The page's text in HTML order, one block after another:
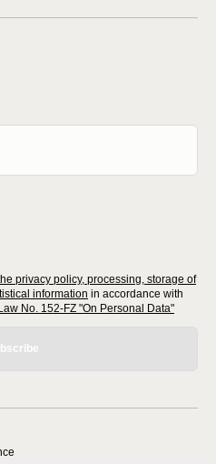
privacy policy, processing, storage of
information in accordance with
No. 152-FZ "On Personal Data"